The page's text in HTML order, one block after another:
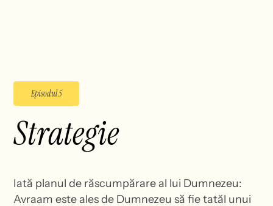
Episodul 5
Strategie
Iată planul de răscumpărare al lui Dumnezeu:
Avraam este ales de Dumnezeu să fie tatăl unui